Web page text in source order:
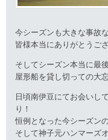
今シーズンも大きな事故
皆様本当にありがとうご
そしてシーズン本当に最
屋形船を貸し切っての大
日頃南伊豆にてお会いし
り！
恒例となった今シーズン
そして神子元ハンマーズ